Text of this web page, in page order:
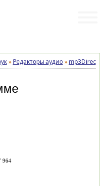
» Редакторы аудио»
964